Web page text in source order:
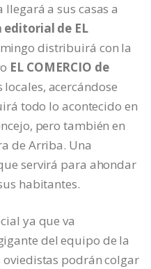
a sus casas a
editorial de EL
distribuirá con la
EL COMERCIO de
acercándose
todo lo acontecido en
pero también en
de Arriba. Una
servirá para ahondar
habitantes.
ya que va
del equipo de la
oviedistas podrán colgar